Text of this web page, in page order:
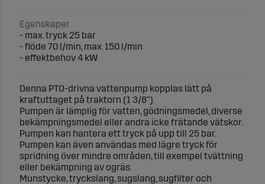
Egenskaper
- max. tryck 25 bar
- flöde 70 l/min, max. 150 l/min
- effektbehov 4 kW
Denna PTO-drivna vattenpump kopplas lätt på
kraftuttaget på traktorn (1 3/8").
Pumpen är lämplig för vatten, gödningsmedel, diverse
bekämpningsmedel eller andra icke frätande vätskor.
Pumpen kan hantera ett tryck på upp till 25 bar.
Pumpen kan även användas med lägre tryck för
spridning över mindre områden, till exempel tvättning
eller bekämpning av ogräs.
Munstycke, tryckslang, sugslang, sugfilter och